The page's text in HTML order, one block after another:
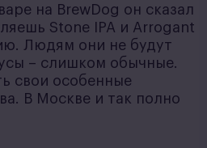
на BrewDog он сказал
Stone IPA и Arrogant
Людям они не будут
– слишком обычные.
свои особенные
В Москве и так полно